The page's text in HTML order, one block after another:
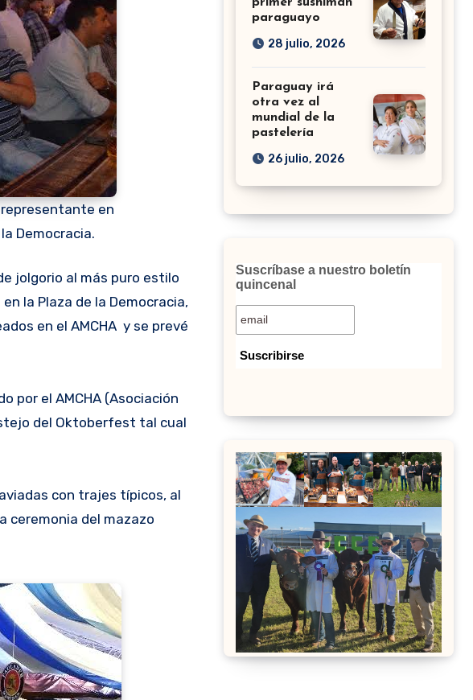
en
Democracia.
la Plaza de la Democracia,
en el AMCHA y se prevé
por el AMCHA (Asociación
del Oktoberfest tal cual
con trajes típicos, al
ceremonia del mazazo
paraguayo
28 julio, 2026
Paraguay irá
otra vez al
mundial de la
pastelería
26 julio, 2026
Suscríbase a nuestro boletín
quincenal